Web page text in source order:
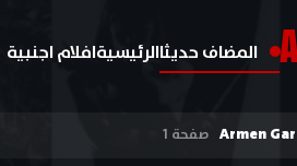
المضاف حديثاالرئيسيةافلام اجنبية
Armen صفحة 1